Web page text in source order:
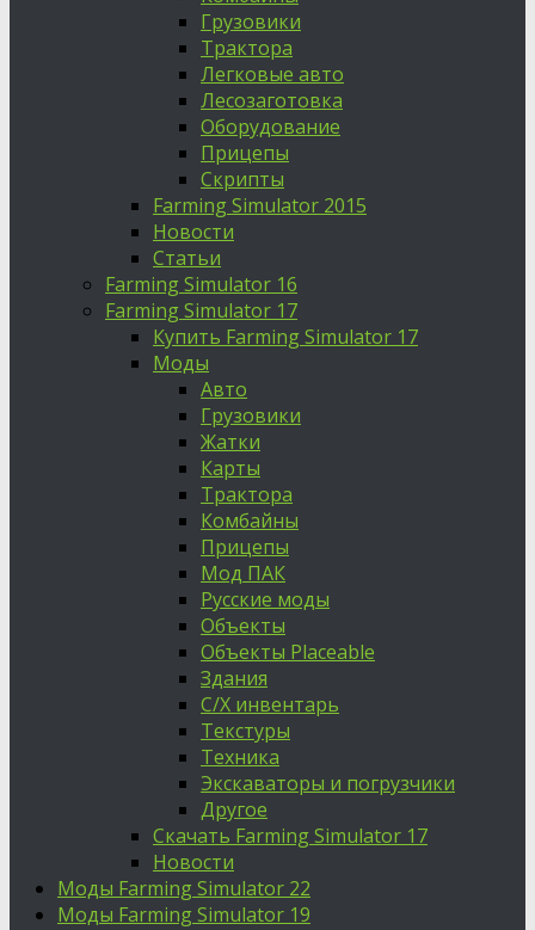
Грузовики
Трактора
Легковые авто
Лесозаготовка
Оборудование
Прицепы
Скрипты
Farming Simulator 2015
Новости
Статьи
Farming Simulator 16
Farming Simulator 17
Купить Farming Simulator 17
Моды
Авто
Грузовики
Жатки
Карты
Трактора
Комбайны
Прицепы
Мод ПАК
Русские моды
Объекты
Объекты Placeable
Здания
С/Х инвентарь
Текстуры
Техника
Экскаваторы и погрузчики
Другое
Скачать Farming Simulator 17
Новости
Моды Farming Simulator 22
Моды Farming Simulator 19